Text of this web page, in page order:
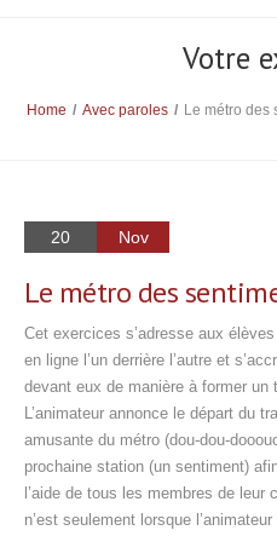
Votre
Home / Avec paroles / Le métro des
20 Nov
Le métro des
Cet exercices s’adresse aux
en ligne l’un derrière l’autre et
devant eux de manière à former un
L’animateur annonce le départ du
amusante du métro (dou-dou-
prochaine station (un sentiment)
l’aide de tous les membres de
n’est seulement lorsque